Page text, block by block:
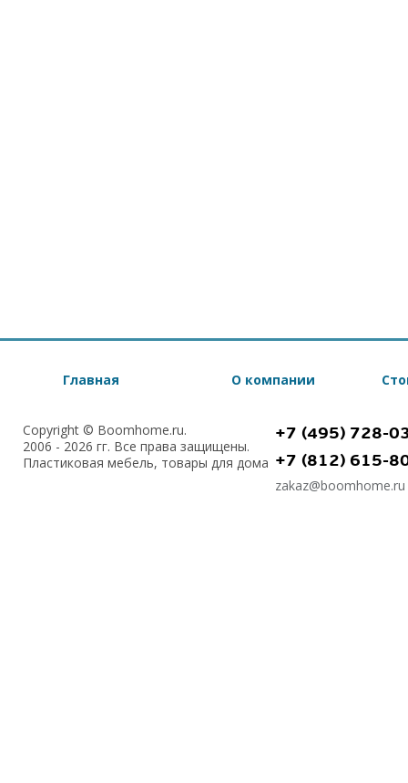
Главная О компании
Copyright © Boomhome.ru.
2006 - 2026 гг. Все права защищены.
Пластиковая мебель, товары для дома
+7 (495) 728-
+7 (812) 615-
zakaz@boomhome.ru